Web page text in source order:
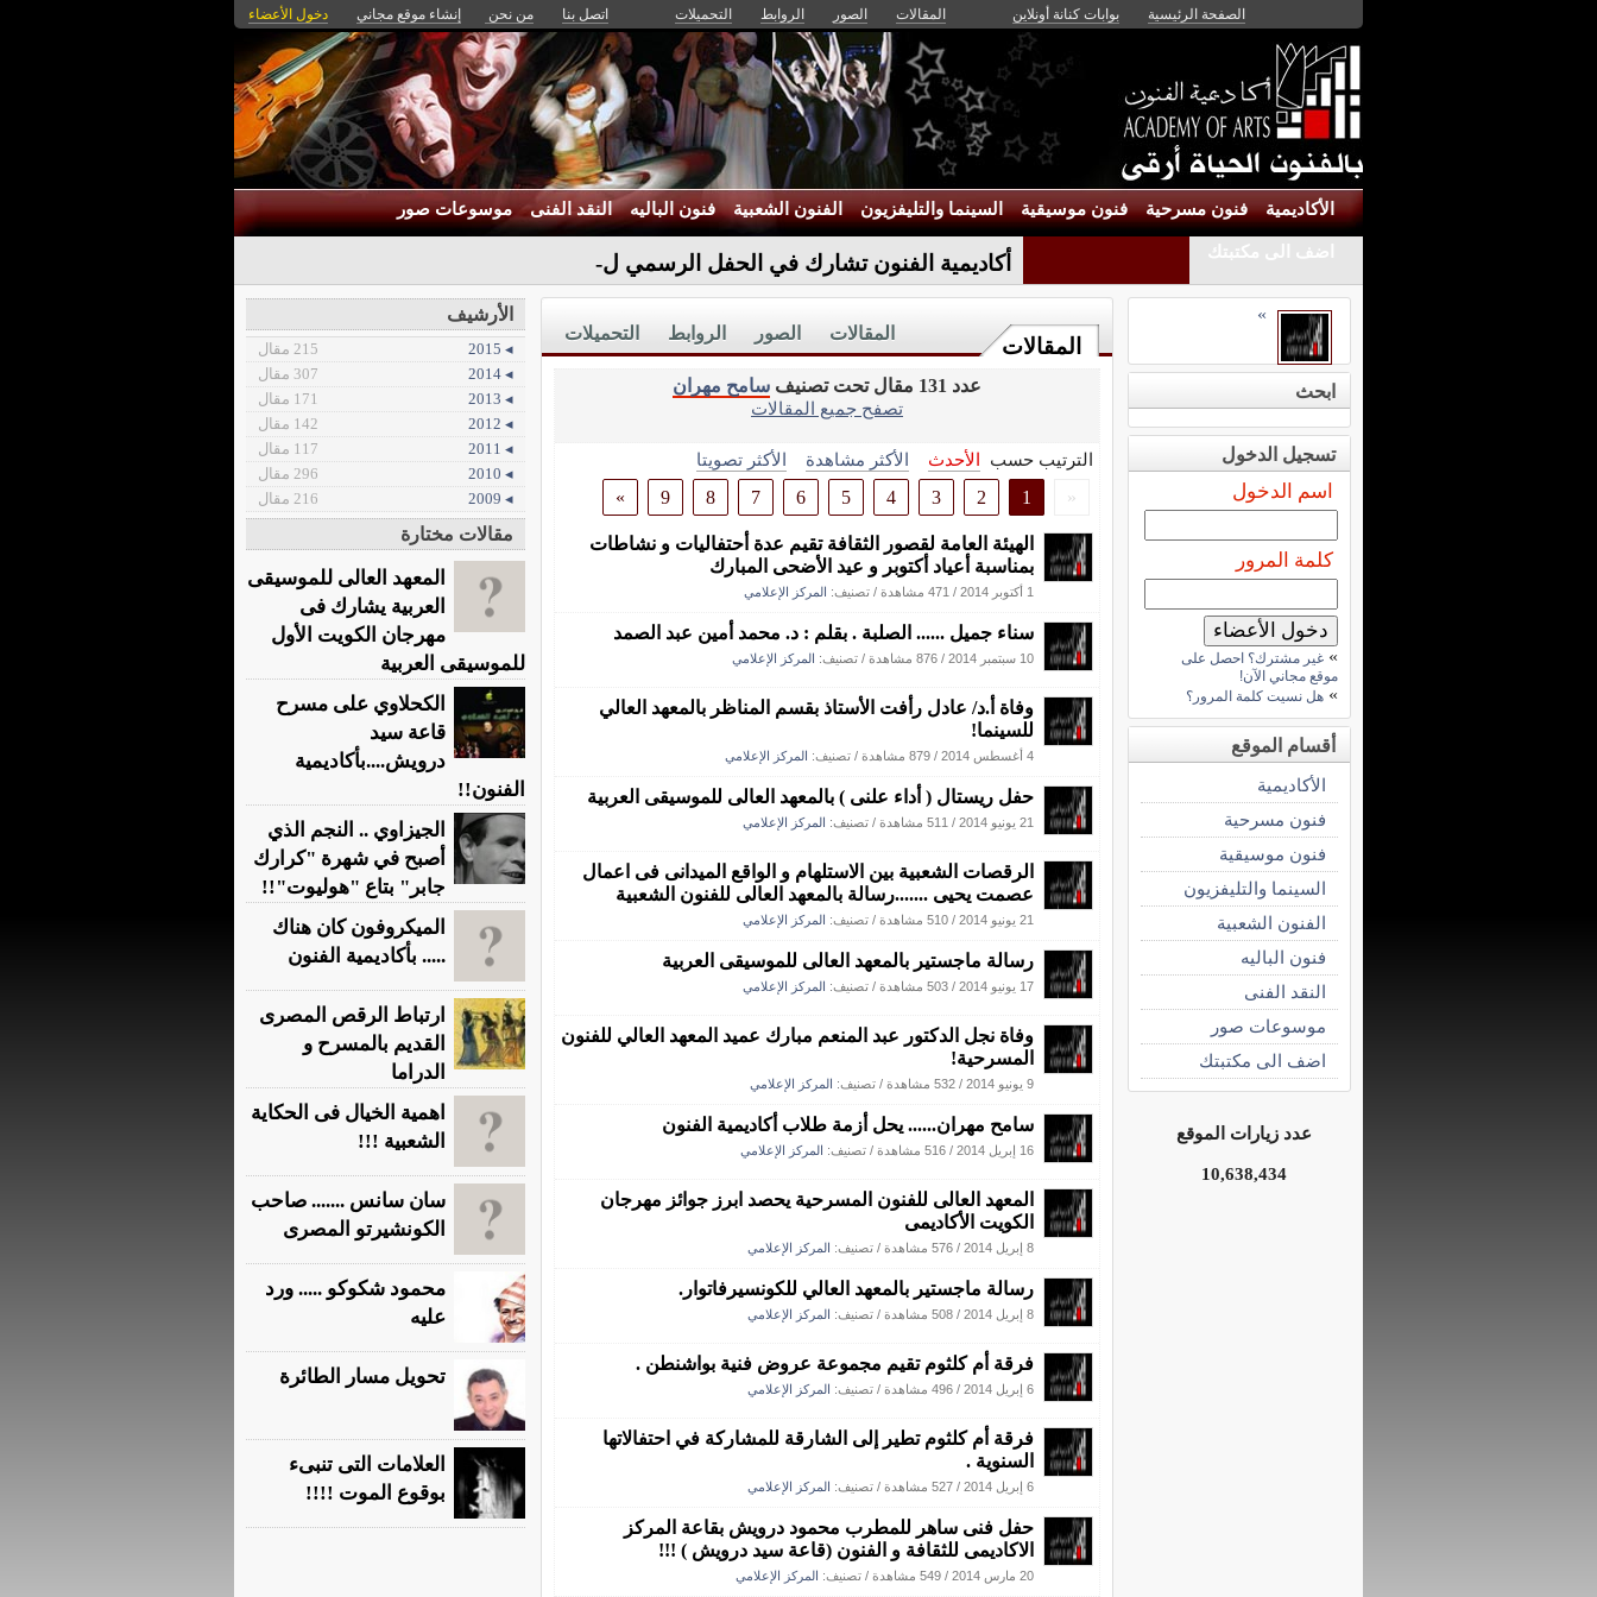
الصفحة الرئيسية بوابات كنانة أونلاين المقالات الصور الروابط التحميلات اتصل بنا من نحن إنشاء موقع مجاني دخول الأعضاء
الأكاديمية فنون مسرحية فنون موسيقية السينما والتليفزيون الفنون الشعبية فنون الباليه النقد الفنى موسوعات صور
اضف الى مكتبتك أكاديمية الفنون تشارك في الحفل الرسمي لأكتوبر
المقالات
التحميلات الروابط الصور المقالات
عدد 131 مقال تحت تصنيف
سامح مهران
تصفح جميع المقالات
الترتيب حسب الأحدث الأكثر مشاهدة
الأكثر تصويتا
«
1
2
3
4
5
6
7
8
9
»
الهيئة العامة لقصور الثقافة تقيم عدة أحتفاليات و نشاطات
بمناسبة أعياد أكتوبر و عيد الأضحى المبارك
1 أكتوبر 2014 / 471 مشاهدة / تصنيف: المركز الإعلامي
سناء جميل ...... الصلبة . بقلم : د. محمد أمين عبد الصمد
10 سبتمبر 2014 / 876 مشاهدة / تصنيف: المركز الإعلامي
وفاة أ.د/ عادل رأفت الأستاذ بقسم المناظر بالمعهد العالي
للسينما!
4 أغسطس 2014 / 879 مشاهدة / تصنيف: المركز الإعلامي
حفل ريستال ( أداء علنى ) بالمعهد العالى للموسيقى العربية
21 يونيو 2014 / 511 مشاهدة / تصنيف: المركز الإعلامي
الرقصات الشعبية بين الاستلهام و الواقع الميدانى فى اعمال
عصمت يحيى .......رسالة بالمعهد العالى للفنون الشعبية
21 يونيو 2014 / 510 مشاهدة / تصنيف: المركز الإعلامي
رسالة ماجستير بالمعهد العالى للموسيقى العربية
17 يونيو 2014 / 503 مشاهدة / تصنيف: المركز الإعلامي
وفاة نجل الدكتور عبد المنعم مبارك عميد المعهد العالي للفنون
المسرحية!
9 يونيو 2014 / 532 مشاهدة / تصنيف: المركز الإعلامي
سامح مهران...... يحل أزمة طلاب أكاديمية الفنون
16 إبريل 2014 / 516 مشاهدة / تصنيف: المركز الإعلامي
المعهد العالى للفنون المسرحية يحصد ابرز جوائز مهرجان
الكويت الأكاديمى
8 إبريل 2014 / 576 مشاهدة / تصنيف: المركز الإعلامي
رسالة ماجستير بالمعهد العالي للكونسيرفاتوار.
8 إبريل 2014 / 508 مشاهدة / تصنيف: المركز الإعلامي
فرقة أم كلثوم تقيم مجموعة عروض فنية بواشنطن .
6 إبريل 2014 / 496 مشاهدة / تصنيف: المركز الإعلامي
فرقة أم كلثوم تطير إلى الشارقة للمشاركة في احتفالاتها
السنوية .
6 إبريل 2014 / 527 مشاهدة / تصنيف: المركز الإعلامي
حفل فنى ساهر للمطرب محمود درويش بقاعة المركز
الاكاديمى للثقافة و الفنون (قاعة سيد درويش ) !!!
20 مارس 2014 / 549 مشاهدة / تصنيف: المركز الإعلامي
»
ابحث
تسجيل الدخول
اسم الدخول
كلمة المرور
» غير مشترك؟ احصل على
موقع مجاني الآن!
» هل نسيت كلمة المرور؟
أقسام الموقع
الأكاديمية
فنون مسرحية
فنون موسيقية
السينما والتليفزيون
الفنون الشعبية
فنون الباليه
النقد الفنى
موسوعات صور
اضف الى مكتبتك
عدد زيارات الموقع
10,638,434
الأرشيف
◂ 2015
215 مقال
◂ 2014
307 مقال
◂ 2013
171 مقال
◂ 2012
142 مقال
◂ 2011
117 مقال
◂ 2010
296 مقال
◂ 2009
216 مقال
مقالات مختارة
المعهد العالى للموسيقى
العربية يشارك فى
مهرجان الكويت الأول
للموسيقى العربية
الكحلاوي على مسرح
قاعة سيد
درويش....بأكاديمية
الفنون!!
الجيزاوي .. النجم الذي
أصبح في شهرة "كرارك
جابر" بتاع "هوليوت"!!
الميكروفون كان هناك
..... بأكاديمية الفنون
ارتباط الرقص المصرى
القديم بالمسرح و
الدراما
اهمية الخيال فى الحكاية
الشعبية !!!
سان سانس ....... صاحب
الكونشيرتو المصرى
محمود شكوكو ..... ورد
عليه
تحويل مسار الطائرة
العلامات التى تنبىء
بوقوع الموت !!!!